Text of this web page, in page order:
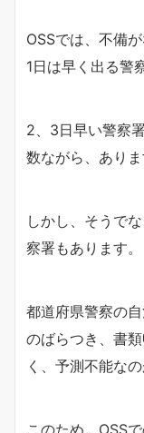
OSSでは、不備
1日は早く出る警
2、3日早い警察
数ながら、ありま
しかし、そうで
察署もあります。
都道府県警察の
のばらつき、書
く、予測不能なの
このため、OSS